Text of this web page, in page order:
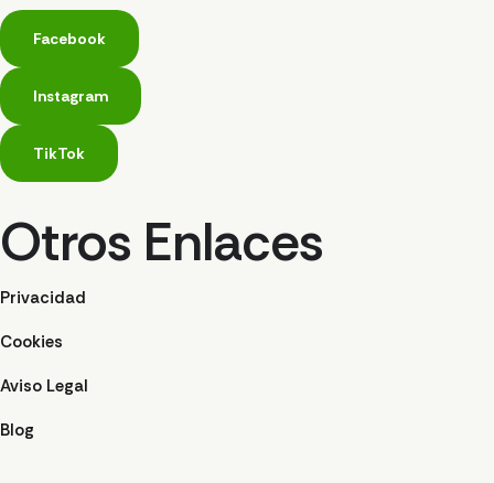
Facebook
Instagram
TikTok
Otros Enlaces
Privacidad
Cookies
Aviso Legal
Blog